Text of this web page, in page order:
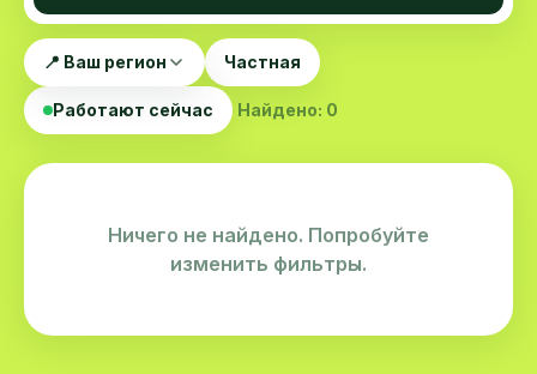
📍 Ваш регион Частная
Работают сейчас Найдено: 0
Ничего не найдено. Попробуйте
изменить фильтры.